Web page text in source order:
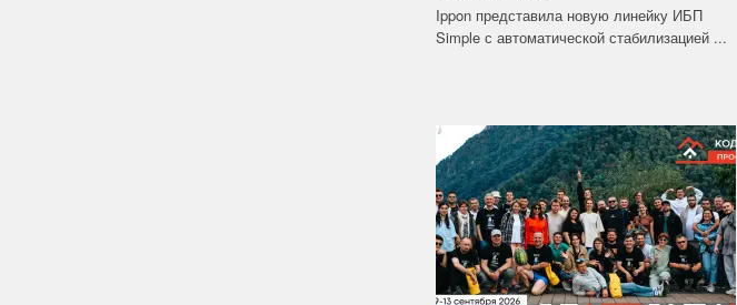
Ippon представила новую линейку ИБП
Simple с автоматической стабилизацией ...